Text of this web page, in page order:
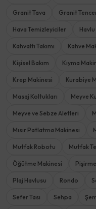
Granit Tava Granit
Hava Temizleyiciler
Kahvaltı Takımı Kahve
Kişisel Bakım Kıyma
Krep Makinesi Kurabiye
Masaj Koltukları Meyve
Meyve ve Sebze Aletleri
Mısır Patlatma Makinesi
Mutfak Robotu Mutfak
Öğütme Makinesi
Plaj Havlusu Rondo
Sefer Tası Sehpa